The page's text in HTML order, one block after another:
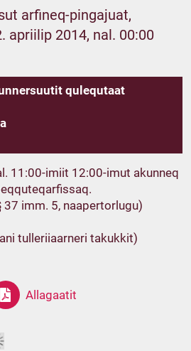
arfineq-pingajuat,
apriilip 2014, nal. 00:00
qulequtaat
11:00-imiit 12:00-imut akunneq
37 imm. 5, naapertorlugu)
tulleriiaarneri takukkit)
Allagaatit